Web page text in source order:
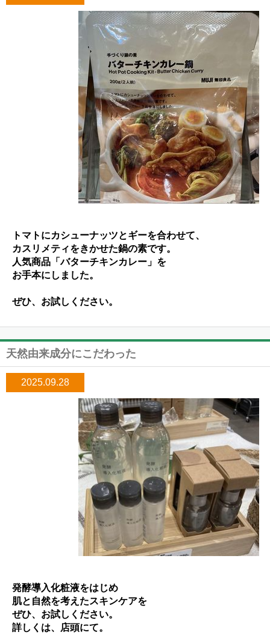
トマトにカシューナッツとギーを合わせて、
カスリメティをきかせた鍋の素です。
人気商品「バターチキンカレー」を
お手本にしました。
ぜひ、お試しください。
天然由来成分にこだわった
2025.09.28
発酵導入化粧液をはじめ
肌と自然を考えたスキンケアを
ぜひ、お試しください。
詳しくは、店頭にて。